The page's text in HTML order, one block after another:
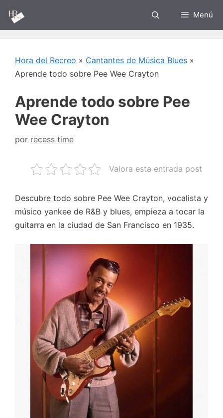
Saltar
contenido
Menú
Hora del Recreo » Cantantes de Música Blues »
Aprende todo sobre Pee Wee Crayton
Aprende todo sobre Pee
Wee Crayton
por recess time
Valora esta entrada post
Descubre todo sobre Pee Wee Crayton, vocalista y
músico yankee de R&B y blues, empieza a tocar la
guitarra en la ciudad de San Francisco en 1935.